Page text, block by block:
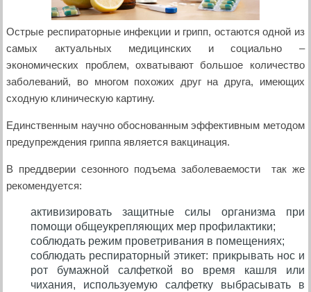
Острые респираторные инфекции и грипп, остаются одной из
самых актуальных медицинских и социально –
экономических проблем, охватывают большое количество
заболеваний, во многом похожих друг на друга, имеющих
сходную клиническую картину.
Единственным научно обоснованным эффективным методом
предупреждения гриппа является вакцинация.
В преддверии сезонного подъема заболеваемости так же
рекомендуется:
активизировать защитные силы организма при
помощи общеукрепляющих мер профилактики;
соблюдать режим проветривания в помещениях;
соблюдать респираторный этикет: прикрывать нос и
рот бумажной салфеткой во время кашля или
чихания, используемую салфетку выбрасывать в